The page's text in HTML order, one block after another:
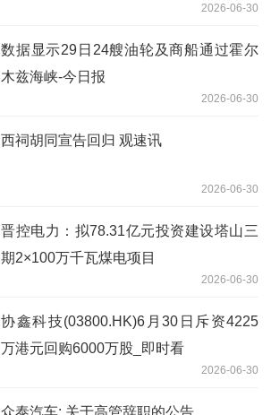
2026-06-30
数据显示29日24艘油轮及商船通过霍尔
木兹海峡-今日报
2026-06-30
西祠胡同宣告回归 观速讯
2026-06-30
晋控电力：拟78.31亿元投资建设塔山三
期2×100万千瓦煤电项目
2026-06-30
协鑫科技(03800.HK)6月30日斥资4225
万港元回购6000万股_即时看
2026-06-30
众泰汽车: 关于高管辞职的公告